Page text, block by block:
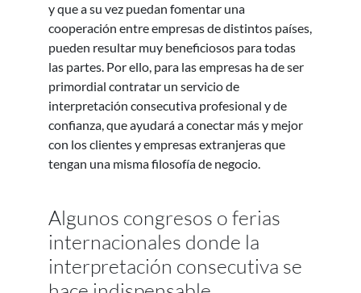
y que a su vez puedan fomentar una
cooperación entre empresas de distintos países,
pueden resultar muy beneficiosos para todas
las partes. Por ello, para las empresas ha de ser
primordial contratar un servicio de
interpretación consecutiva profesional y de
confianza, que ayudará a conectar más y mejor
con los clientes y empresas extranjeras que
tengan una misma filosofía de negocio.
Algunos congresos o ferias
internacionales donde la
interpretación consecutiva se